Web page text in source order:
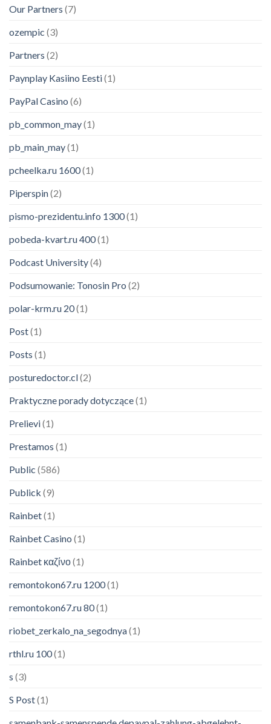
Our Partners (7)
ozempic (3)
Partners (2)
Paynplay Kasiino Eesti(1)
PayPal Casino (6)
pb_common_may(1)
pb_main_may(1)
pcheelka.ru 1600(1)
Piperspin(2)
pismo-prezidentu.info 1300(1)
pobeda-kvart.ru 400(1)
Podcast University(4)
Podsumowanie: Tonosin Pro (2)
polar-krm.ru 20(1)
Post(1)
Posts (1)
posturedoctor.cl(2)
Praktyczne porady dotyczące(1)
Prelievi(1)
Prestamos (1)
Public (586)
Publick (9)
Rainbet(1)
Rainbet Casino (1)
Rainbet καζίνο(1)
remontokon67.ru 1200(1)
remontokon67.ru 80(1)
riobet_zerkalo_na_segodnya(1)
rthl.ru 100(1)
s (3)
S Post(1)